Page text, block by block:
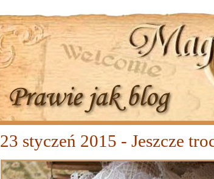
23 styczeń 2015 - Jeszcze